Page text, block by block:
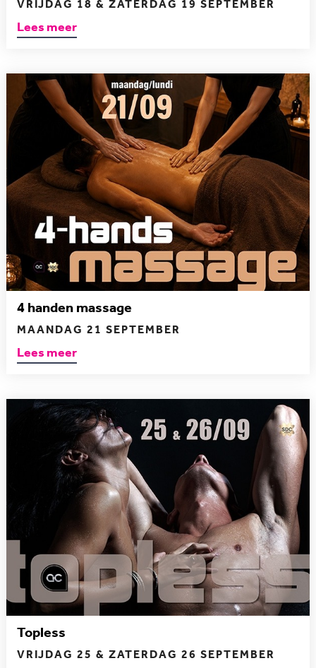
VRIJDAG 18 & ZATERDAG 19 SEPTEMBER
Lees meer
4 handen massage
MAANDAG 21 SEPTEMBER
Lees meer
Topless
VRIJDAG 25 & ZATERDAG 26 SEPTEMBER